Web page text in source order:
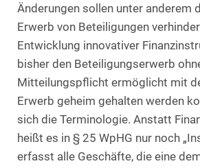
Änderungen sollen unter anderem
Erwerb von Beteiligungen
Entwicklung innovativer
bisher den Beteiligungserwerb
Mitteilungspflicht ermöglicht mit
Erwerb geheim gehalten werden
sich die Terminologie. Anstatt
heißt es in § 25 WpHG nur noch
erfasst alle Geschäfte, die eine